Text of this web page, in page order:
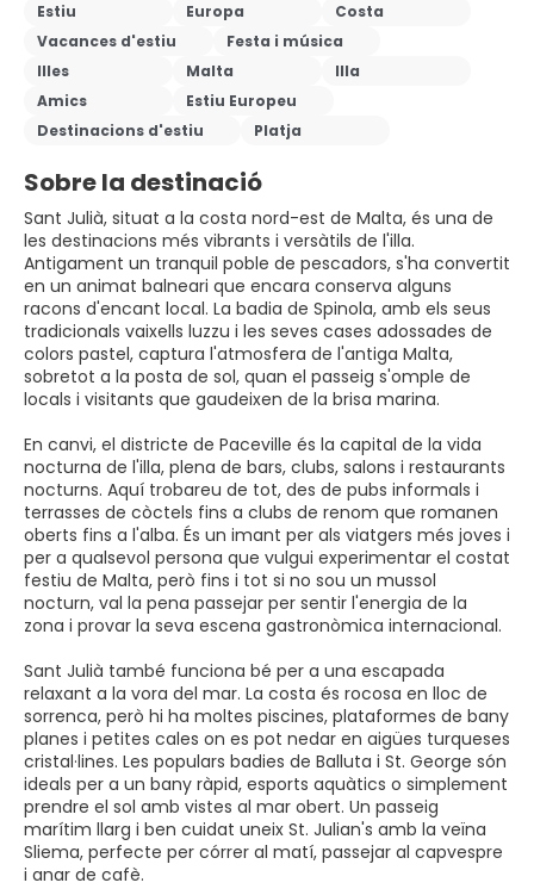
Estiu Europa
Costa
Vacances d'estiu
Festa i música
Illes
Malta
Illa
Amics
Estiu Europeu
Destinacions d'estiu
Platja
Sobre la destinació
Sant Julià, situat a la costa nord-est de Malta, és una de
les destinacions més vibrants i versàtils de l'illa.
Antigament un tranquil poble de pescadors, s'ha convertit
en un animat balneari que encara conserva alguns
racons d'encant local. La badia de Spinola, amb els seus
tradicionals vaixells luzzu i les seves cases adossades de
colors pastel, captura l'atmosfera de l'antiga Malta,
sobretot a la posta de sol, quan el passeig s'omple de
locals i visitants que gaudeixen de la brisa marina.
En canvi, el districte de Paceville és la capital de la vida
nocturna de l'illa, plena de bars, clubs, salons i restaurants
nocturns. Aquí trobareu de tot, des de pubs informals i
terrasses de còctels fins a clubs de renom que romanen
oberts fins a l'alba. És un imant per als viatgers més joves i
per a qualsevol persona que vulgui experimentar el costat
festiu de Malta, però fins i tot si no sou un mussol
nocturn, val la pena passejar per sentir l'energia de la
zona i provar la seva escena gastronòmica internacional.
Sant Julià també funciona bé per a una escapada
relaxant a la vora del mar. La costa és rocosa en lloc de
sorrenca, però hi ha moltes piscines, plataformes de bany
planes i petites cales on es pot nedar en aigües turqueses
cristal·lines. Les populars badies de Balluta i St. George són
ideals per a un bany ràpid, esports aquàtics o simplement
prendre el sol amb vistes al mar obert. Un passeig
marítim llarg i ben cuidat uneix St. Julian's amb la veïna
Sliema, perfecte per córrer al matí, passejar al capvespre
i anar de cafè.